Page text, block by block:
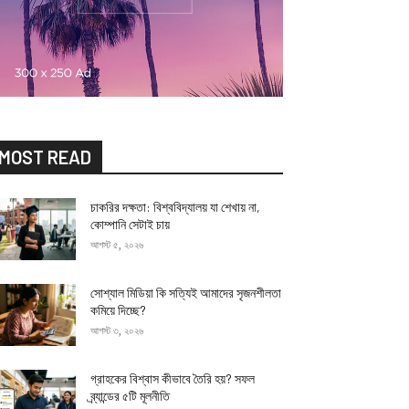
READ
চাকরির দক্ষতা: বিশ্ববিদ্যালয় যা শেখায় না,
কোম্পানি সেটাই চায়
আগস্ট ৫, ২০২৬
সোশ্যাল মিডিয়া কি সত্যিই আমাদের সৃজনশীলতা
কমিয়ে দিচ্ছে?
আগস্ট ৩, ২০২৬
গ্রাহকের বিশ্বাস কীভাবে তৈরি হয়? সফল
ব্র্যান্ডের ৫টি মূলনীতি